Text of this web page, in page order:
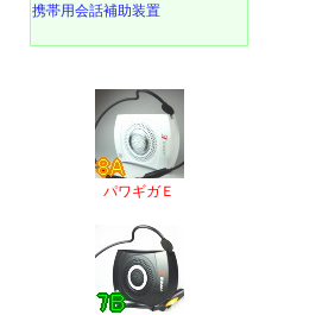
携帯用会話補助装置
パワギガＥ